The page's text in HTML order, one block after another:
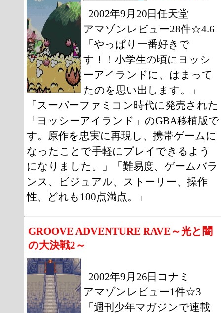
2002年9月20日任天堂
アマゾンレビュー28件☆4.6
「やっぱり一番好きで
す！！小学生の頃にヨッシ
ーアイランドに、はまって
たのを思い出します。」
「スーパーファミコン時代に発売された
「ヨッシーアイランド」のGBA移植版で
す。原作を忠実に再現し、携帯ゲームに
なったことで手軽にプレイできるよう
になりました。」「難易度、ゲームバラ
ンス、ビジュアル、ストーリー、操作
性、どれも100点満点。」
GROOVE ADVENTURE RAVE～光と闇
の大決戦2～
2002年9月26日コナミ
アマゾンレビュー1件☆3
「週刊少年マガジンで連載